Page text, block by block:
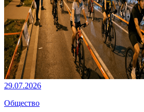
29.07.2026
Общество